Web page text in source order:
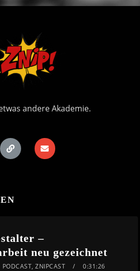
andere Akademie.
–
neu gezeichnet
PODCAST,ZNIPCAST 0:31:26